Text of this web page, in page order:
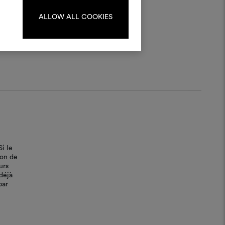
ALLOW ALL COOKIES
le
de
S'IDENTIFIER
REGISTER